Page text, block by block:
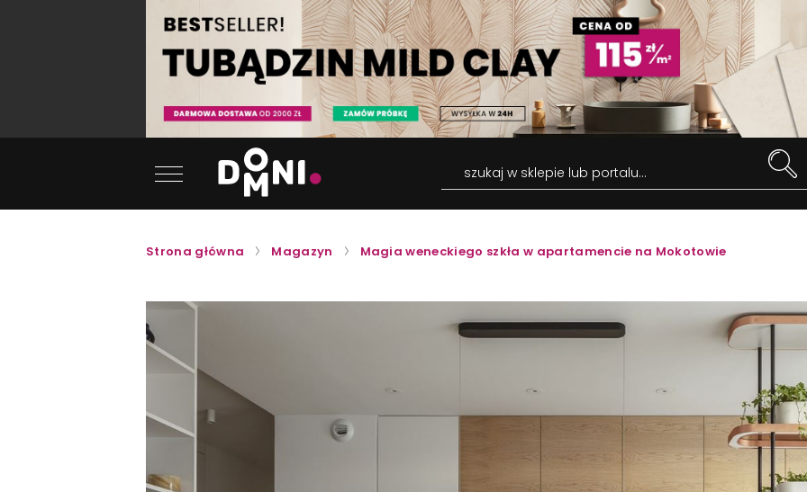
szukaj w sklepie lub portalu...
Strona główna Magazyn Magia weneckiego szkła w apartamencie na Mokotowie